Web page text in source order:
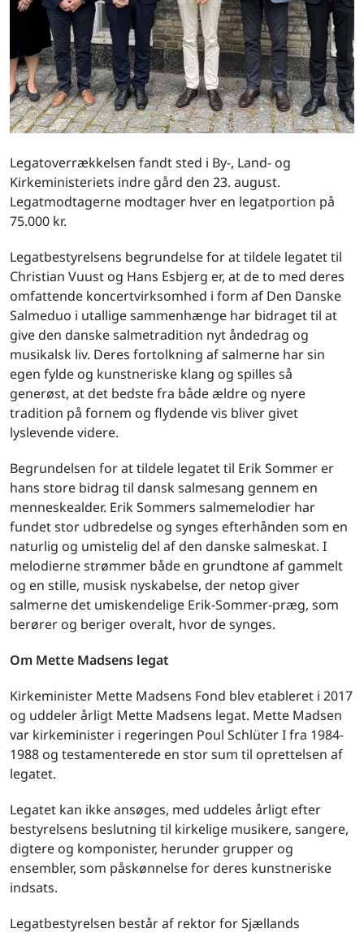
Legatoverrækkelsen fandt sted i By-, Land- og
Kirkeministeriets indre gård den 23. august.
Legatmodtagerne modtager hver en legatportion på
75.000 kr.
Legatbestyrelsens begrundelse for at tildele legatet til
Christian Vuust og Hans Esbjerg er, at de to med deres
omfattende koncertvirksomhed i form af Den Danske
Salmeduo i utallige sammenhænge har bidraget til at
give den danske salmetradition nyt åndedrag og
musikalsk liv. Deres fortolkning af salmerne har sin
egen fylde og kunstneriske klang og spilles så
generøst, at det bedste fra både ældre og nyere
tradition på fornem og flydende vis bliver givet
lyslevende videre.
Begrundelsen for at tildele legatet til Erik Sommer er
hans store bidrag til dansk salmesang gennem en
menneskealder. Erik Sommers salmemelodier har
fundet stor udbredelse og synges efterhånden som en
naturlig og umistelig del af den danske salmeskat. I
melodierne strømmer både en grundtone af gammelt
og en stille, musisk nyskabelse, der netop giver
salmerne det umiskendelige Erik-Sommer-præg, som
berører og beriger overalt, hvor de synges.
Om Mette Madsens legat
Kirkeminister Mette Madsens Fond blev etableret i 2017
og uddeler årligt Mette Madsens legat. Mette Madsen
var kirkeminister i regeringen Poul Schlüter I fra 1984-
1988 og testamenterede en stor sum til oprettelsen af
legatet.
Legatet kan ikke ansøges, med uddeles årligt efter
bestyrelsens beslutning til kirkelige musikere, sangere,
digtere og komponister, herunder grupper og
ensembler, som påskønnelse for deres kunstneriske
indsats.
Legatbestyrelsen består af rektor for Sjællands